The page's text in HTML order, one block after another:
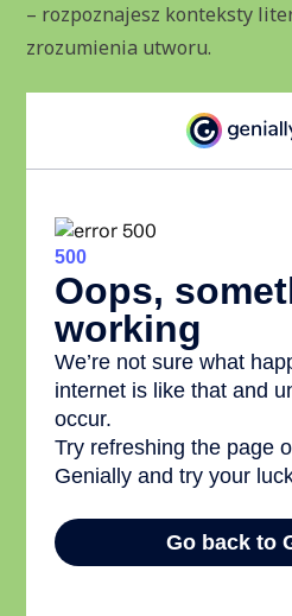
– rozpoznajesz konteksty
zrozumienia utworu.